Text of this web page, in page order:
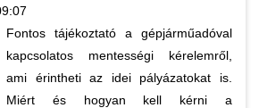
Fontos tájékoztató a gépjárműadóval
kapcsolatos mentességi kérelemről,
ami érintheti az idei pályázatokat is.
Miért és hogyan kell kérni a